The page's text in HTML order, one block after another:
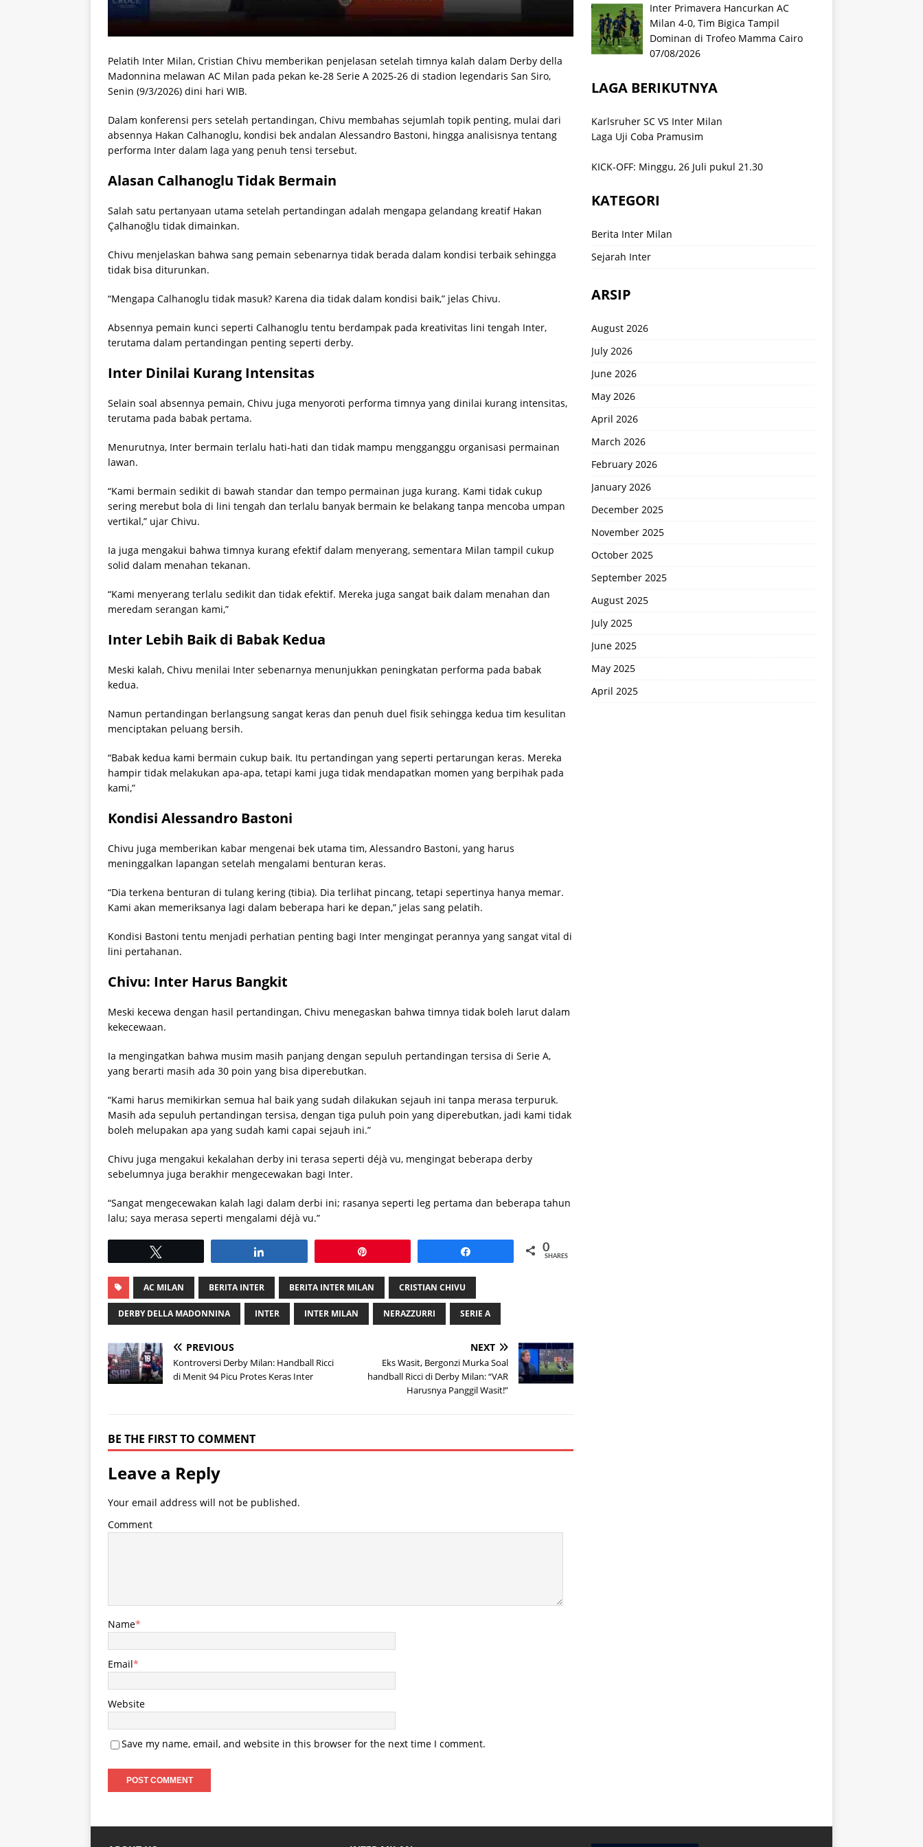
Pelatih Inter Milan, Cristian Chivu memberikan penjelasan setelah timnya kalah dalam Derby della
Madonnina melawan AC Milan pada pekan ke-28 Serie A 2025-26 di stadion legendaris San Siro,
Senin (9/3/2026) dini hari WIB.
Dalam konferensi pers setelah pertandingan, Chivu membahas sejumlah topik penting, mulai dari
absennya Hakan Calhanoglu, kondisi bek andalan Alessandro Bastoni, hingga analisisnya tentang
performa Inter dalam laga yang penuh tensi tersebut.
Alasan Calhanoglu Tidak Bermain
Salah satu pertanyaan utama setelah pertandingan adalah mengapa gelandang kreatif Hakan
Çalhanoğlu tidak dimainkan.
Chivu menjelaskan bahwa sang pemain sebenarnya tidak berada dalam kondisi terbaik sehingga
tidak bisa diturunkan.
“Mengapa Calhanoglu tidak masuk? Karena dia tidak dalam kondisi baik,” jelas Chivu.
Absennya pemain kunci seperti Calhanoglu tentu berdampak pada kreativitas lini tengah Inter,
terutama dalam pertandingan penting seperti derby.
Inter Dinilai Kurang Intensitas
Selain soal absennya pemain, Chivu juga menyoroti performa timnya yang dinilai kurang intensitas,
terutama pada babak pertama.
Menurutnya, Inter bermain terlalu hati-hati dan tidak mampu mengganggu organisasi permainan
lawan.
“Kami bermain sedikit di bawah standar dan tempo permainan juga kurang. Kami tidak cukup
sering merebut bola di lini tengah dan terlalu banyak bermain ke belakang tanpa mencoba umpan
vertikal,” ujar Chivu.
Ia juga mengakui bahwa timnya kurang efektif dalam menyerang, sementara Milan tampil cukup
solid dalam menahan tekanan.
“Kami menyerang terlalu sedikit dan tidak efektif. Mereka juga sangat baik dalam menahan dan
meredam serangan kami,”
Inter Lebih Baik di Babak Kedua
Meski kalah, Chivu menilai Inter sebenarnya menunjukkan peningkatan performa pada babak
kedua.
Namun pertandingan berlangsung sangat keras dan penuh duel fisik sehingga kedua tim kesulitan
menciptakan peluang bersih.
“Babak kedua kami bermain cukup baik. Itu pertandingan yang seperti pertarungan keras. Mereka
hampir tidak melakukan apa-apa, tetapi kami juga tidak mendapatkan momen yang berpihak pada
kami,”
Kondisi Alessandro Bastoni
Chivu juga memberikan kabar mengenai bek utama tim, Alessandro Bastoni, yang harus
meninggalkan lapangan setelah mengalami benturan keras.
“Dia terkena benturan di tulang kering (tibia). Dia terlihat pincang, tetapi sepertinya hanya memar.
Kami akan memeriksanya lagi dalam beberapa hari ke depan,” jelas sang pelatih.
Kondisi Bastoni tentu menjadi perhatian penting bagi Inter mengingat perannya yang sangat vital di
lini pertahanan.
Chivu: Inter Harus Bangkit
Meski kecewa dengan hasil pertandingan, Chivu menegaskan bahwa timnya tidak boleh larut dalam
kekecewaan.
Ia mengingatkan bahwa musim masih panjang dengan sepuluh pertandingan tersisa di Serie A,
yang berarti masih ada 30 poin yang bisa diperebutkan.
“Kami harus memikirkan semua hal baik yang sudah dilakukan sejauh ini tanpa merasa terpuruk.
Masih ada sepuluh pertandingan tersisa, dengan tiga puluh poin yang diperebutkan, jadi kami tidak
boleh melupakan apa yang sudah kami capai sejauh ini.”
Chivu juga mengakui kekalahan derby ini terasa seperti déjà vu, mengingat beberapa derby
sebelumnya juga berakhir mengecewakan bagi Inter.
“Sangat mengecewakan kalah lagi dalam derbi ini; rasanya seperti leg pertama dan beberapa tahun
lalu; saya merasa seperti mengalami déjà vu.”
0
SHARES
AC MILAN BERITA INTER BERITA INTER MILAN CRISTIAN CHIVU
DERBY DELLA MADONNINA INTER INTER MILAN NERAZZURRI SERIE A
PREVIOUS
Kontroversi Derby Milan: Handball Ricci
di Menit 94 Picu Protes Keras Inter
NEXT
Eks Wasit, Bergonzi Murka Soal
handball Ricci di Derby Milan: “VAR
Harusnya Panggil Wasit!”
BE THE FIRST TO COMMENT
Leave a Reply
Your email address will not be published.
Comment
Name*
Email*
Website
Save my name, email, and website in this browser for the next time I comment.
Inter Primavera Hancurkan AC
Milan 4-0, Tim Bigica Tampil
Dominan di Trofeo Mamma Cairo
07/08/2026
LAGA BERIKUTNYA
Karlsruher SC VS Inter Milan
Laga Uji Coba Pramusim
KICK-OFF: Minggu, 26 Juli pukul 21.30
KATEGORI
Berita Inter Milan
Sejarah Inter
ARSIP
August 2026
July 2026
June 2026
May 2026
April 2026
March 2026
February 2026
January 2026
December 2025
November 2025
October 2025
September 2025
August 2025
July 2025
June 2025
May 2025
April 2025